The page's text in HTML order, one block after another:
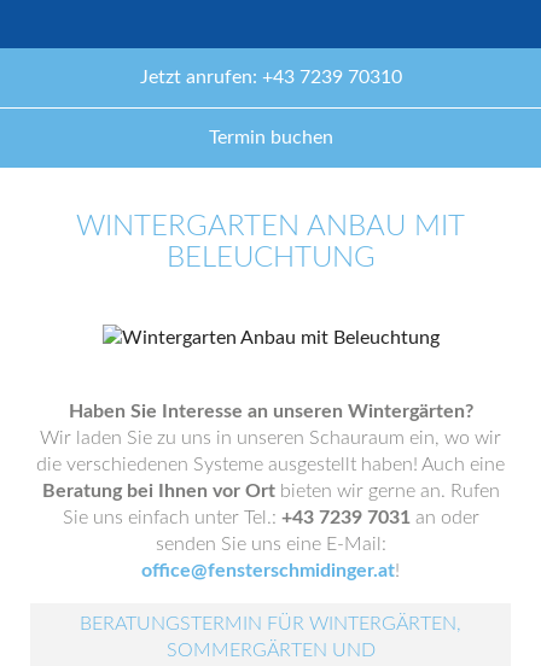
Jetzt anrufen: +43 7239 70310
Termin buchen
WINTERGARTEN ANBAU MIT
BELEUCHTUNG
Haben Sie Interesse an unseren Wintergärten?
Wir laden Sie zu uns in unseren Schauraum ein, wo wir
die verschiedenen Systeme ausgestellt haben! Auch eine
Beratung bei Ihnen vor Ortbieten wir gerne an. Rufen
Sie uns einfach unter Tel.: +43 7239 7031 an oder
senden Sie uns eine E-Mail:
office@fensterschmidinger.at!
BERATUNGSTERMIN FÜR WINTERGÄRTEN,
SOMMERGÄRTEN UND